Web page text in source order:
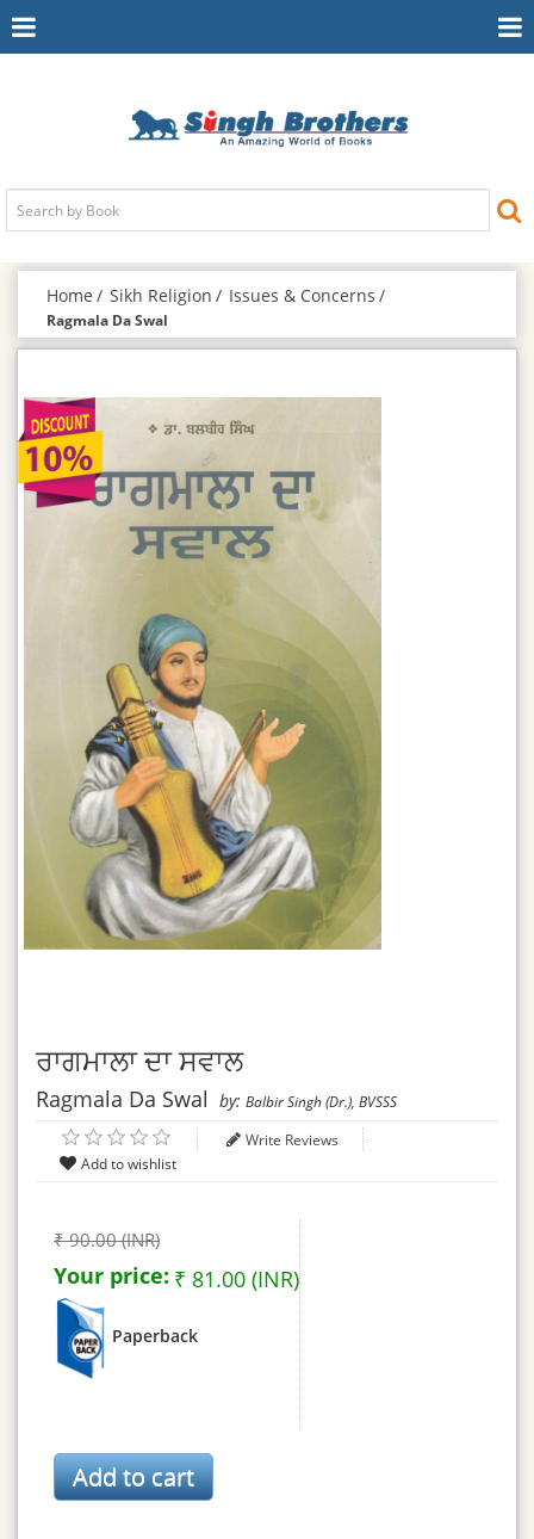
Toggle
Home Sikh Religion Issues & Concerns
Ragmala Da Swal
ਰਾਗਮਾਲਾ ਦਾ ਸਵਾਲ
Ragmala Da Swal by: Balbir Singh (Dr.), BVSSS
Write Reviews
₹ 90.00 (INR)
Your price: ₹ 81.00 (INR)
Paperback